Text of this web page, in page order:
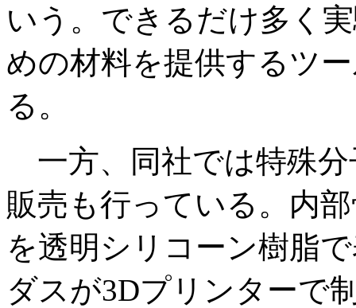
いう。できるだけ多く
めの材料を提供するツ
る。
一方、同社では特殊分
販売も行っている。内
を透明シリコーン樹脂
ダスが3Dプリンターで